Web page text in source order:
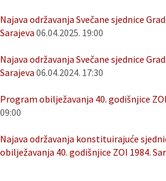
Najava održavanja Svečane sjednice
Sarajeva 06.04.2025. 19:00
Najava održavanja Svečane sjednice
Sarajeva 06.04.2024. 17:30
Program obilježavanja 40. godišnjice
09:00
Najava održavanja konstituirajuće
obilježavanja 40. godišnjice ZOI 1984.